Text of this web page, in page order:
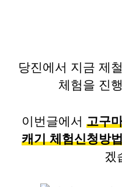
당진에서 지금 제
체험을 진
이번글에서 고구
캐기 체험신청방
겠